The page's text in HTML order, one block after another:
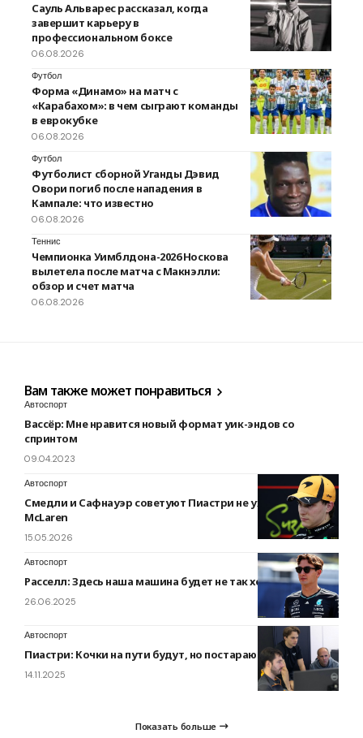
Сауль Альварес рассказал, когда
завершит карьеру в
профессиональном боксе
06.08.2026
Футбол
Форма «Динамо» на матч с
«Карабахом»: в чем сыграют команды
в еврокубке
06.08.2026
Футбол
Футболист сборной Уганды Дэвид
Овори погиб после нападения в
Кампале: что известно
06.08.2026
Теннис
Чемпионка Уимблдона-2026 Носкова
вылетела после матча с Макнэлли:
обзор и счет матча
06.08.2026
Вам также может понравиться
Автоспорт
Вассёр: Мне нравится новый формат уик-эндов со
спринтом
09.04.2023
Автоспорт
Смедли и Сафнауэр советуют Пиастри не уходить из
McLaren
15.05.2026
Автоспорт
Расселл: Здесь наша машина будет не так хороша
26.06.2025
Автоспорт
Пиастри: Кочки на пути будут, но постараюсь их сгладить
14.11.2025
Показать больше